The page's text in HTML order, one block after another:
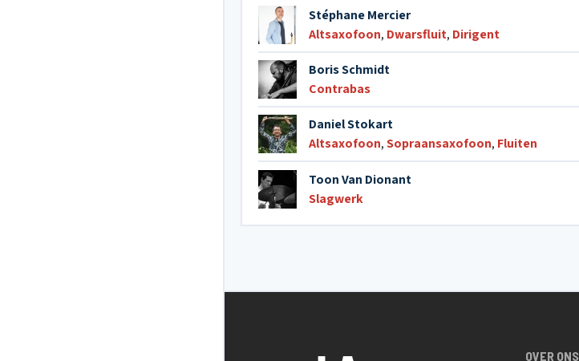
Stéphane Mercier
Altsaxofoon, Dwarsfluit, Dirigent
Boris Schmidt
Contrabas
Daniel Stokart
Altsaxofoon,Sopraansaxofoon, Fluiten
Toon Van Dionant
Slagwerk
OVER ONS